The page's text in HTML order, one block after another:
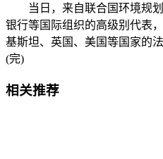
当日，来自联合国环境规划
银行等国际组织的高级别代表
基斯坦、英国、美国等国家的
(完)
相关推荐